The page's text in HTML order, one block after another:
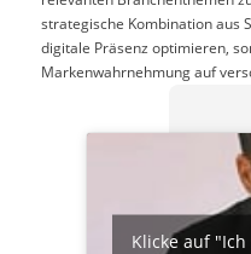
strategische Kombination aus
digitale Präsenz optimieren,
Markenwahrnehmung auf
Klicke auf